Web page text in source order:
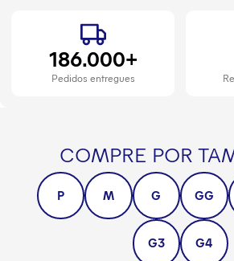
186.000+
Pedidos entregues
COMPRE POR
P M G GG
G3 G4